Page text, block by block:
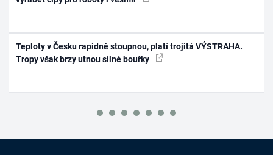
Teploty v Česku rapidně stoupnou, platí trojitá VÝSTRAHA.
Tropy však brzy utnou silné bouřky